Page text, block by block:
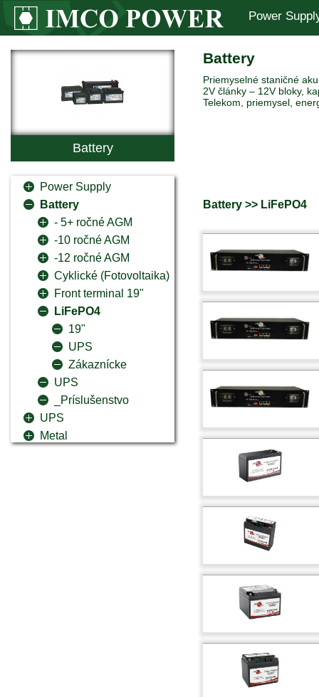
Power
Battery
Power Supply
Battery
- 5+ ročné AGM
-10 ročné AGM
-12 ročné AGM
Cyklické (Fotovoltaika)
Front terminal 19"
LiFePO4
19"
UPS
Zákaznícke
UPS
_Príslušenstvo
UPS
Metal
Battery
Priemyselné staničné
2V články – 12V bloky,
Telekom, priemysel,
Battery >> LiFePO4